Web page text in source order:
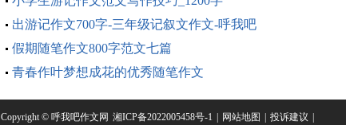
出游记作文700字-三年级记叙文作文-呼我吧
假期随笔作文800字范文七篇
青春作叶梦想成花的优秀随笔作文
Copyright © 呼我吧作文网 湘ICP备2022005458号-1 网站地图 投诉建议